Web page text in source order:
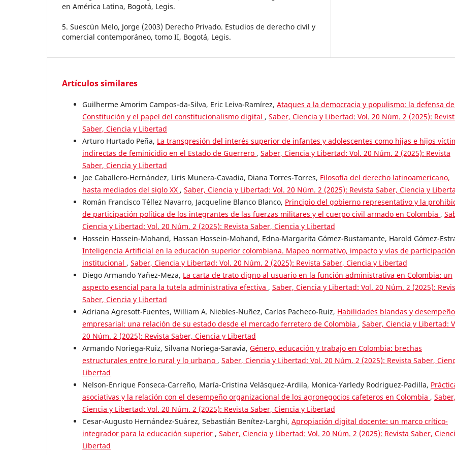
en América Latina, Bogotá, Legis.
5. Suescún Melo, Jorge (2003) Derecho Privado. Estudios de derecho civil y
comercial contemporáneo, tomo II, Bogotá, Legis.
Artículos similares
Guilherme Amorim Campos-da-Silva, Eric Leiva-Ramírez, Ataques a la democracia y populismo: la defensa
Constitución y el papel del constitucionalismo digital , Saber, Ciencia y Libertad: Vol. 20 Núm. 2 (2025):
Saber, Ciencia y Libertad
Arturo Hurtado Peña, La transgresión del interés superior de infantes y adolescentes como hijas e hijos
indirectas de feminicidio en el Estado de Guerrero , Saber, Ciencia y Libertad: Vol. 20 Núm. 2 (2025): Revista
Saber, Ciencia y Libertad
Joe Caballero-Hernández, Liris Munera-Cavadia, Diana Torres-Torres, Filosofía del derecho latinoamericano,
hasta mediados del siglo XX , Saber, Ciencia y Libertad: Vol. 20 Núm. 2 (2025): Revista Saber, Ciencia y
Román Francisco Téllez Navarro, Jacqueline Blanco Blanco, Principio del gobierno representativo y la
de participación política de los integrantes de las fuerzas militares y el cuerpo civil armado en Colombia ,
Ciencia y Libertad: Vol. 20 Núm. 2 (2025): Revista Saber, Ciencia y Libertad
Hossein Hossein-Mohand, Hassan Hossein-Mohand, Edna-Margarita Gómez-Bustamante, Harold Gómez-
Inteligencia Artificial en la educación superior colombiana. Mapeo normativo, impacto y vías de participación
institucional , Saber, Ciencia y Libertad: Vol. 20 Núm. 2 (2025): Revista Saber, Ciencia y Libertad
Diego Armando Yañez-Meza, La carta de trato digno al usuario en la función administrativa en Colombia: un
aspecto esencial para la tutela administrativa efectiva , Saber, Ciencia y Libertad: Vol. 20 Núm. 2 (2025):
Saber, Ciencia y Libertad
Adriana Agresott-Fuentes, William A. Niebles-Nuñez, Carlos Pacheco-Ruiz, Habilidades blandas y desempeño
empresarial: una relación de su estado desde el mercado ferretero de Colombia , Saber, Ciencia y Libertad:
20 Núm. 2 (2025): Revista Saber, Ciencia y Libertad
Armando Noriega-Ruiz, Silvana Noriega-Saravia, Género, educación y trabajo en Colombia: brechas
estructurales entre lo rural y lo urbano , Saber, Ciencia y Libertad: Vol. 20 Núm. 2 (2025): Revista Saber,
Libertad
Nelson-Enrique Fonseca-Carreño, María-Cristina Velásquez-Ardila, Monica-Yarledy Rodriguez-Padilla,
asociativas y la relación con el desempeño organizacional de los agronegocios cafeteros en Colombia , Saber,
Ciencia y Libertad: Vol. 20 Núm. 2 (2025): Revista Saber, Ciencia y Libertad
Cesar-Augusto Hernández-Suárez, Sebastián Benítez-Larghi, Apropiación digital docente: un marco crítico-
integrador para la educación superior , Saber, Ciencia y Libertad: Vol. 20 Núm. 2 (2025): Revista Saber,
Libertad